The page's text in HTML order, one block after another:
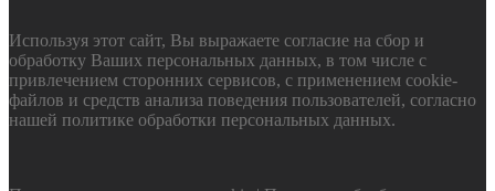
Используя этот сайт, Вы выражаете согласие на сбор и
обработку Ваших персональных данных, в том числе с
привлечением сторонних сервисов, с применением cookie-
файлов и средств анализа поведения пользователей, согласно
нашей политике обработки персональных данных.